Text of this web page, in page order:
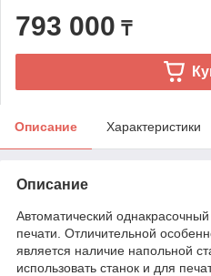
793 000 ₸
Описание Характеристики
Описание
Автоматический
печати. Отличительной
является наличие напольной
использовать станок и для